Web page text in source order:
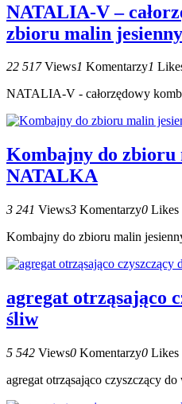
NATALIA-V –
zbioru malin
22 517 Views1 Komentarzy1
NATALIA-V - całorzędowy
Kombajny do zbioru
NATALKA
3 241 Views3 Komentarzy0 Likes
Kombajny do zbioru malin
agregat otrząsająco
śliw
5 542 Views0 Komentarzy0 Likes
agregat otrząsająco czyszczący